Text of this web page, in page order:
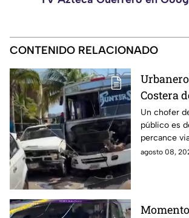
CONTENIDO RELACIONADO
Costera
daños
Un chofer
público es
percance
de la Reina.
agosto 08,